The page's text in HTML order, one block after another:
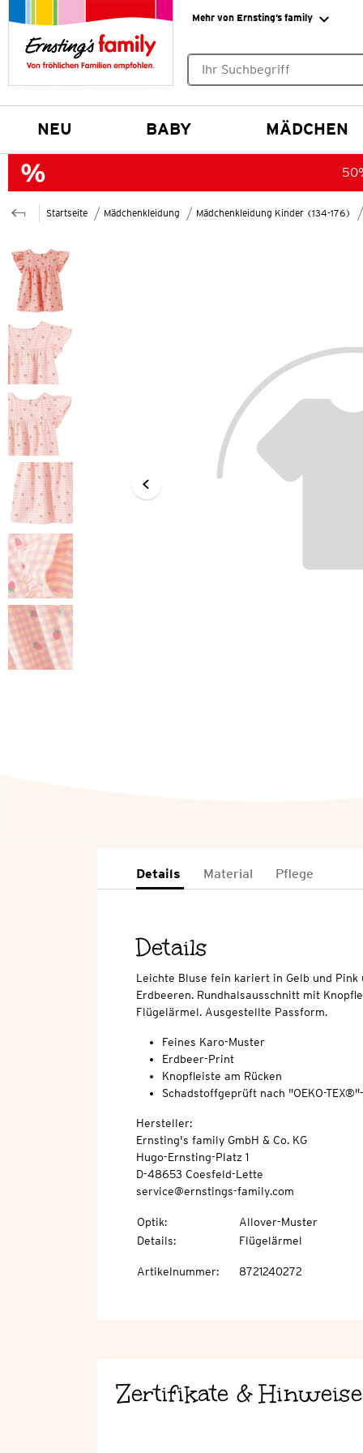
Mehr von Ernsting’s family
NEU BABY MÄDCHEN
Startseite Mädchenkleidung Mädchenkleidung Kinder (134-176)
Details Material Pflege
Details
Leichte Bluse fein kariert in Gelb und
Erdbeeren. Rundhalsausschnitt mit
Flügelärmel. Ausgestellte Passform.
Feines Karo-Muster
Erdbeer-Print
Knopfleiste am Rücken
Schadstoffgeprüft nach "OEKO-
Hersteller:
Ernsting's family GmbH & Co. KG
Hugo-Ernsting-Platz 1
D-48653 Coesfeld-Lette
service@ernstings-family.com
Optik:
Allover-Muster
Details: Flügelärmel
Artikelnummer: 8721240272
Zertifikate & Hinweise